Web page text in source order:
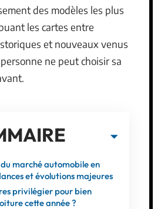
des modèles les plus
les cartes entre
et nouveaux venus
ne peut choisir sa
marché automobile en
et évolutions majeures
privilégier pour bien
cette année ?